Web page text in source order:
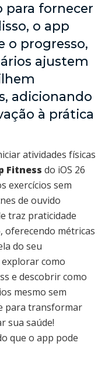
para fornecer
o app
o progresso,
ajustem
adicionando
à prática
atividades físicas
Fitness do iOS 26
exercícios sem
de ouvido
traz praticidade
oferecendo métricas
do seu
como
e descobrir como
mesmo sem
para transformar
sua saúde!
que o app pode